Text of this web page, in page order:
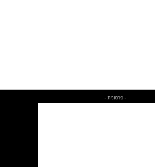
- פרסומת -